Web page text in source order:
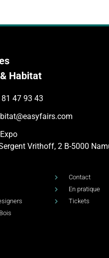
Habitat
47 93 43
Vrithoff, 2 B-5000
Contact
En pratique
Tickets